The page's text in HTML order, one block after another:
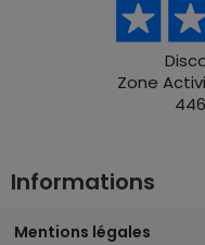
Zone
Informations
Mentions légales